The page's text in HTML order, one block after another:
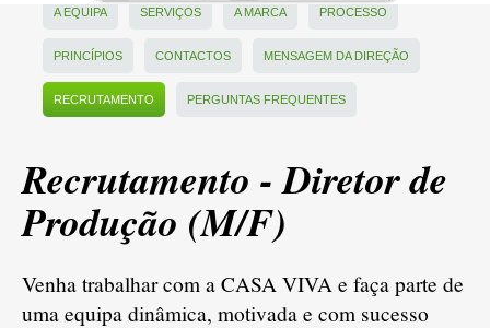
A EQUIPA SERVIÇOS A MARCA PROCESSO
PRINCÍPIOS CONTACTOS MENSAGEM DA DIREÇÃO
RECRUTAMENTO PERGUNTAS FREQUENTES
Recrutamento - Diretor de
Produção (M/F)
Venha trabalhar com a CASA VIVA e faça parte de
uma equipa dinâmica, motivada e com sucesso